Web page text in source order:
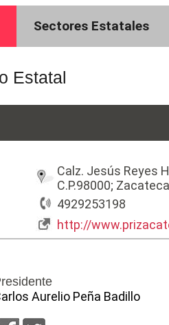
Sectores Estatales
Estatal
Calz. Jesús Reyes
C.P.98000;
4929253198
http://
Aurelio Peña Badillo